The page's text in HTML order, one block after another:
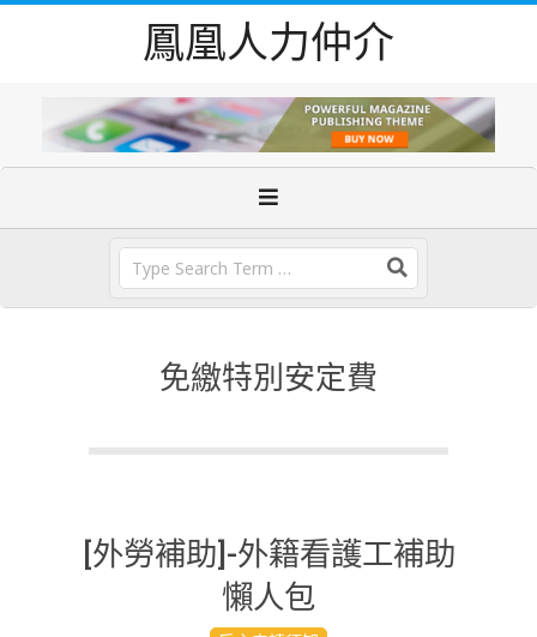
鳳凰人力仲介
免繳特別安定費
[外勞補助]-外籍看護工補助
懶人包